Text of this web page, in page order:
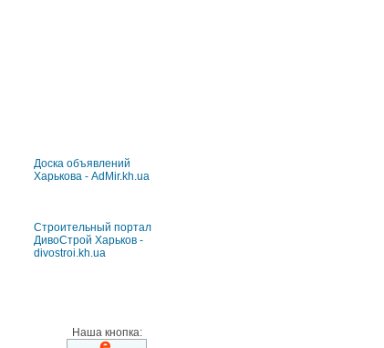
Доска объявлений
Харькова - AdMir.kh.ua
Строительный портал
ДивоСтрой Харьков -
divostroi.kh.ua
Наша кнопка: